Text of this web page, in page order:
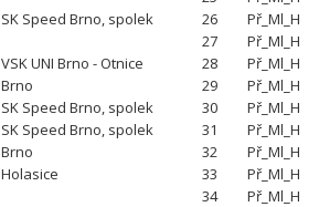
SK Speed Brno, spolek 26 Př_Ml_H
27 Př_Ml_H
VSK UNI Brno - Otnice 28 Př_Ml_H
Brno 29 Př_Ml_H
SK Speed Brno, spolek 30 Př_Ml_H
SK Speed Brno, spolek 31 Př_Ml_H
Brno 32 Př_Ml_H
Holasice 33 Př_Ml_H
34 Př_Ml_H